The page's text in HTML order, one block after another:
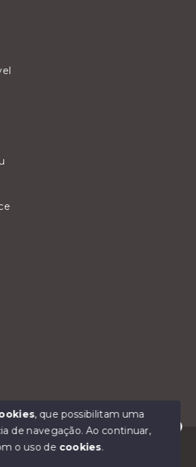
disponíveis para te ajudar.
Malavasi - Todos os
, que possibilitam uma
de navegação.Ao continuar,
o uso de cookies.